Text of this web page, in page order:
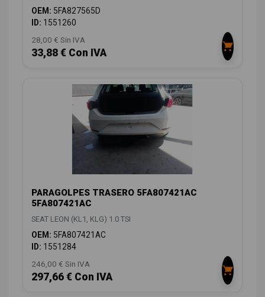
OEM: 5FA827565D
ID: 1551260
28,00 € Sin IVA
33,88 € Con IVA
PARAGOLPES TRASERO 5FA807421AC
5FA807421AC
SEAT LEON (KL1, KLG) 1.0 TSI
OEM: 5FA807421AC
ID: 1551284
246,00 € Sin IVA
297,66 € Con IVA